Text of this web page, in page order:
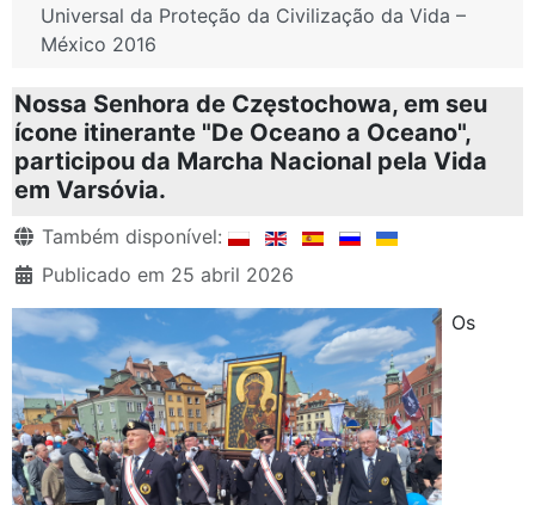
Universal da Proteção da Civilização da Vida –
México 2016
Nossa Senhora de Częstochowa, em seu
ícone itinerante "De Oceano a Oceano",
participou da Marcha Nacional pela Vida
em Varsóvia.
Detalhes
Também disponível:
Publicado em 25 abril 2026
Os